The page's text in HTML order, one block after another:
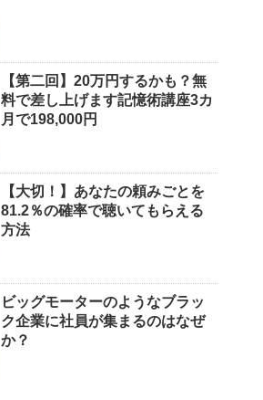
【第二回】20万円するかも？無
料で差し上げます記憶術講座3カ
月で198,000円
【大切！】あなたの頼みごとを
81.2％の確率で聴いてもらえる
方法
ビッグモーターのようなブラッ
ク企業に社員が集まるのはなぜ
か？